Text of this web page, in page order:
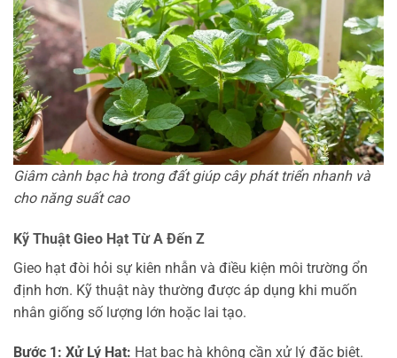
Giâm cành bạc hà trong đất giúp cây phát triển nhanh và
cho năng suất cao
Kỹ Thuật Gieo Hạt Từ A Đến Z
Gieo hạt đòi hỏi sự kiên nhẫn và điều kiện môi trường ổn
định hơn. Kỹ thuật này thường được áp dụng khi muốn
nhân giống số lượng lớn hoặc lai tạo.
Bước 1: Xử Lý Hạt: Hạt bạc hà không cần xử lý đặc biệt.